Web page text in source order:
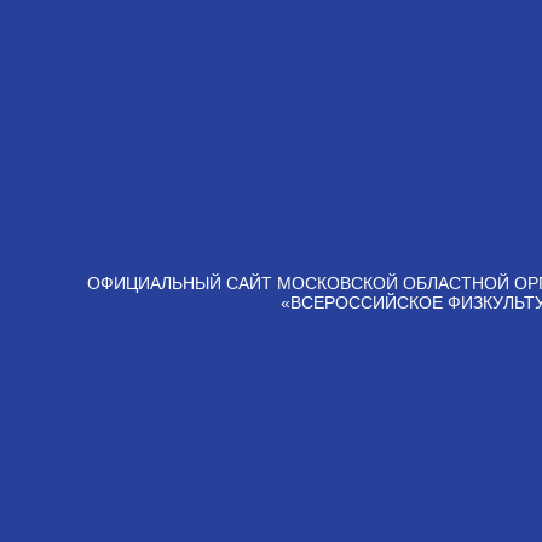
ОФИЦИАЛЬНЫЙ САЙТ МОСКОВСКОЙ ОБЛАСТНОЙ
«ВСЕРОССИЙСКОЕ